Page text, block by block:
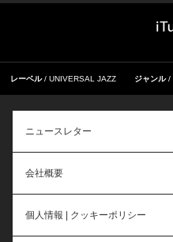
レーベル UNIVERSAL JAZZ ジャンル
ニュースレター
会社概要
個人情報 | クッキーポリシー